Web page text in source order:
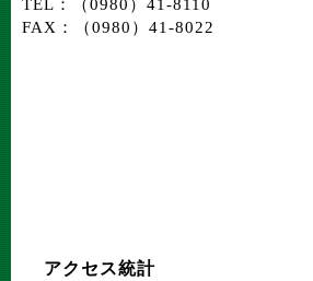
TEL：（0980）41-8110
FAX：（0980）41-8022
アクセス統計